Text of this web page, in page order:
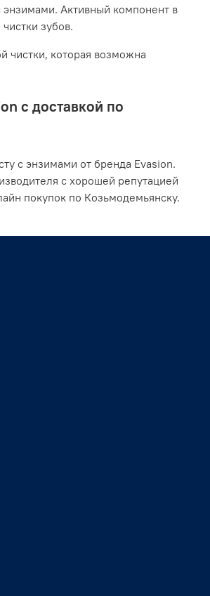
Активный компонент в
зубов.
чистки, которая возможна
с доставкой по
с энзимами от бренда Evasion.
с хорошей репутацией
покупок по Козьмодемьянску.